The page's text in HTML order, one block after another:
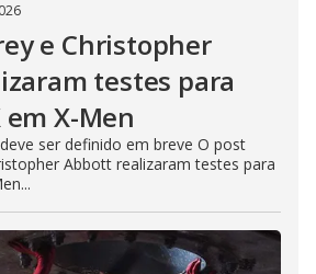
e Christopher
testes para
X-Men
ser definido em breve O post
Abbott realizaram testes para